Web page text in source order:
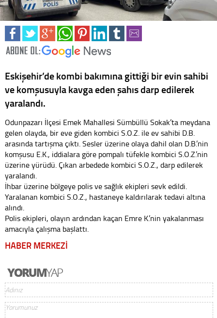
Eskişehir’de kombi bakımına gittiği bir evin sahibi
ve komşusuyla kavga eden şahıs darp edilerek
yaralandı.
Odunpazarı İlçesi Emek Mahallesi Sümbüllü Sokak’ta meydana
gelen olayda, bir eve giden kombici S.O.Z. ile ev sahibi D.B.
arasında tartışma çıktı. Sesler üzerine olaya dahil olan D.B.’nin
komşusu E.K., iddialara göre pompalı tüfekle kombici S.O.Z.’nin
üzerine yürüdü. Çıkan arbedede kombici S.O.Z., darp edilerek
yaralandı.
İhbar üzerine bölgeye polis ve sağlık ekipleri sevk edildi.
Yaralanan kombici S.O.Z., hastaneye kaldırılarak tedavi altına
alındı.
Polis ekipleri, olayın ardından kaçan Emre K.’nin yakalanması
amacıyla çalışma başlattı.
HABER MERKEZİ